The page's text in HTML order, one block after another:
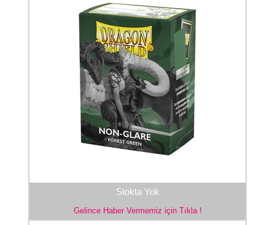
Stokta Yok
Gelince Haber Vermemiz için Tıkla !